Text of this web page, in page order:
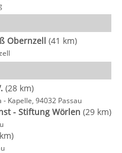
Obernzell (41 km)
(28 km)
Kapelle, 94032 Passau
- Stiftung Wörlen (29 km)